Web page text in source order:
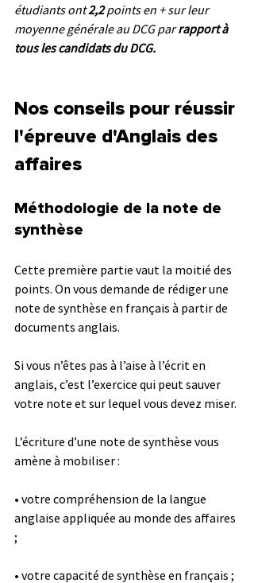
étudiants ont 2,2 points en + sur leur
moyenne générale au DCG par rapport à
tous les candidats du DCG.
Nos conseils pour réussir
l'épreuve d'Anglais des
affaires
Méthodologie de la note de
synthèse
Cette première partie vaut la moitié des
points. On vous demande de rédiger une
note de synthèse en français à partir de
documents anglais.
Si vous n’êtes pas à l’aise à l’écrit en
anglais, c’est l’exercice qui peut sauver
votre note et sur lequel vous devez miser.
L’écriture d’une note de synthèse vous
amène à mobiliser :
• votre compréhension de la langue
anglaise appliquée au monde des affaires
;
• votre capacité de synthèse en français ;